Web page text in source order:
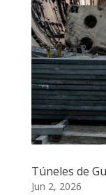
Túneles de
Jun 2, 2026